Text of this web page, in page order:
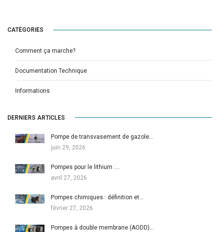
CATÉGORIES
Comment ça marche?
Documentation Technique
Informations
DERNIERS ARTICLES
Pompe de transvasement de gazole…
juin 29, 2026
Pompes pour le lithium :…
avril 27, 2026
Pompes chimiques : définition et…
février 27, 2026
Pompes à double membrane (AODD)…